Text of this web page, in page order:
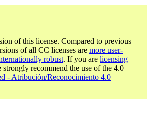
of this license. Compared to previous
of all CC licenses are more user-
robust. If you are licensing
strongly recommend the use of the 4.0
- Atribución/Reconocimiento 4.0